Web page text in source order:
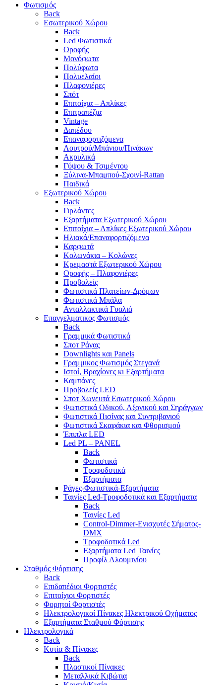
Φωτισμός
Back
Εσωτερικού Χώρου
Back
Led Φωτιστικά
Οροφής
Μονόφωτα
Πολύφωτα
Πολυελαίοι
Πλαφονιέρες
Σπότ
Επιτοίχια – Απλίκες
Επιτραπέζια
Vintage
Δαπέδου
Επαναφορτιζόμενα
Λουτρού/Μπάνιου/Πινάκων
Ακρυλικά
Γύψου & Τσιμέντου
Ξύλινα-Μπαμπού-Σχοινί-Rattan
Παιδικά
Εξωτερικού Χώρου
Back
Γιρλάντες
Εξαρτήματα Εξωτερικού Χώρου
Επιτοίχια – Απλίκες Εξωτερικού Χώρου
Ηλιακά/Επαναφορτιζόμενα
Καρφωτά
Κολωνάκια – Κολώνες
Κρεμαστά Εξωτερικού Χώρου
Οροφής – Πλαφονιέρες
Προβολείς
Φωτιστικά Πλατείων-Δρόμων
Φωτιστικά Μπάλα
Ανταλλακτικά Γυαλιά
Επαγγελματικος Φωτισμός
Back
Γραμμικά Φωτιστικά
Σποτ Ράγας
Downlights και Panels
Γραμμικος Φωτισμός Στεγανά
Ιστοί, Βραχίονες κι Εξαρτήματα
Καμπάνες
Προβολείς LED
Σποτ Χωνευτά Εσωτερικού Χώρου
Φωτιστικά Οδικού, Αξονικού και Σηράγγων
Φωτιστικά Πισίνας και Συντριβανιού
Φωτιστικά Σκαφάκια και Φθορισμού
Έπιπλα LED
Led PL – PANEL
Back
Φωτιστικά
Τροφοδοτικά
Εξαρτήματα
Ράγες-Φωτιστικά-Εξαρτήματα
Ταινίες Led-Τροφοδοτικά και Εξαρτήματα
Back
Ταινίες Led
Control-Dimmer-Ενισχυτές Σήματος-
DMX
Τροφοδοτικά Led
Εξαρτήματα Led Ταινίες
Προφίλ Αλουμινίου
Σταθμός Φόρτισης
Back
Επιδαπέδιοι Φορτιστές
Επιτoίχιοι Φορτιστές
Φορητοί Φορτιστές
Ηλεκτρολογικοί Πίνακες Ηλεκτρικού Οχήματος
Εξαρτήματα Σταθμού Φόρτισης
Ηλεκτρολογικά
Back
Κυτία & Πίνακες
Back
Πλαστικοί Πίνακες
Μεταλλικά Κιβώτια